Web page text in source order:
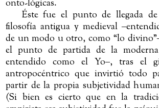
onto-lógicas.
Éste fue el punto de llegada
filosofía antigua y medieval‒
de un modo u otro, como “lo divino”
el punto de partida de la
entendido como el Yo‒, tras el
antropocéntrico que invirtió todo
partir de la propia subjetividad
(Si bien es cierto que en la